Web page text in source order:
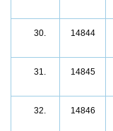
30. 14844
31. 14845
32. 14846